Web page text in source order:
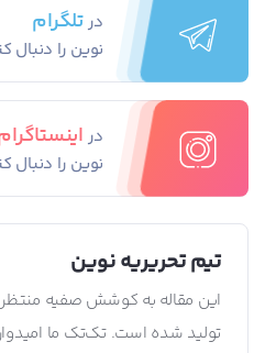
درتلگرام
نوین را دنبال
در
نوین را دنبال
تیم تحریریه نوین
این مقاله به کوشش صفیه
تولید شده است. تک‌تک ما